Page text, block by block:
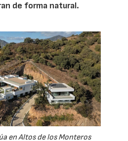
de forma natural.
en Altos de los Monteros